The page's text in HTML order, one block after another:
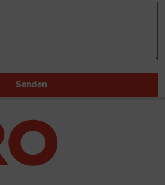
Senden